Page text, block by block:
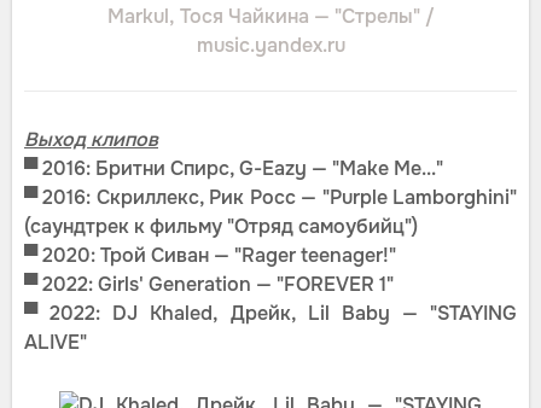
Markul, Тося Чайкина — "Стрелы" /
music.yandex.ru
Выход клипов
▀ 2016: Бритни Спирс, G-Eazy — "Make Me..."
▀ 2016: Скриллекс, Рик Росс — "Purple Lamborghini"
(cаундтрек к фильму "Отряд самоубийц")
▀2020: Трой Сиван — "Rager teenager!"
▀ 2022: Girls' Generation — "FOREVER 1"
▀2022: DJ Khaled, Дрейк, Lil Baby — "STAYING
ALIVE"